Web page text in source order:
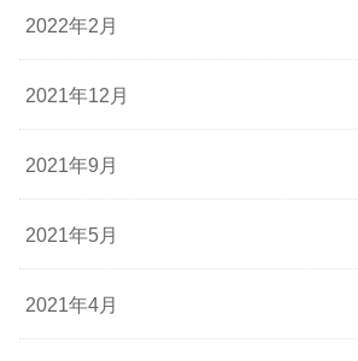
2022年2月
2021年12月
2021年9月
2021年5月
2021年4月